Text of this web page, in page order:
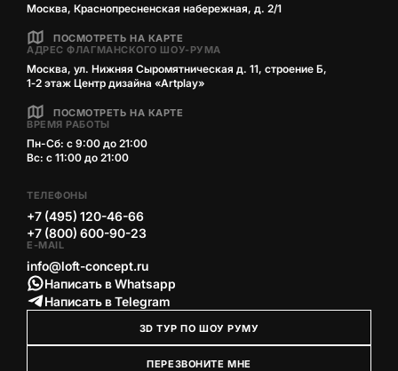
Москва, Краснопресненская набережная, д. 2/1
ПОСМОТРЕТЬ НА КАРТЕ
АДРЕС ФЛАГМАНСКОГО ШОУ-РУМА
Москва, ул. Нижняя Сыромятническая д. 11, строение Б,
1‑2 этаж Центр дизайна «Artplay»
ПОСМОТРЕТЬ НА КАРТЕ
ВРЕМЯ РАБОТЫ
Пн-Сб: с 9:00 до 21:00
Вс: с 11:00 до 21:00
ТЕЛЕФОНЫ
+7 (495) 120-46-66
+7 (800) 600-90-23
E-MAIL
info@loft-concept.ru
Написать в Whatsapp
Написать в Telegram
3D ТУР ПО ШОУ РУМУ
ПЕРЕЗВОНИТЕ МНЕ